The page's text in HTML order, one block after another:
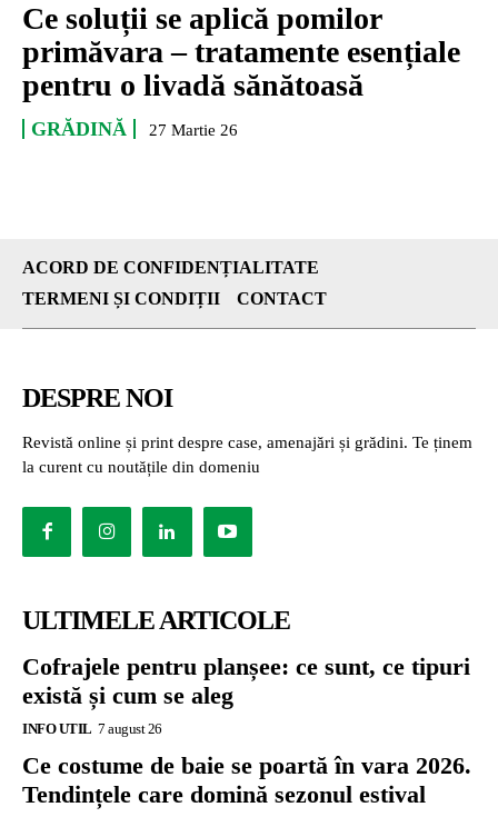
Ce soluții se aplică pomilor
primăvara – tratamente esențiale
pentru o livadă sănătoasă
GRĂDINĂ 27 Martie 26
ACORD DE CONFIDENȚIALITATE
TERMENI ȘI CONDIȚII
CONTACT
DESPRE NOI
Revistă online și print despre case, amenajări și grădini. Te ținem
la curent cu noutățile din domeniu
ULTIMELE ARTICOLE
Cofrajele pentru planșee: ce sunt, ce tipuri
există și cum se aleg
INFO UTIL 7 august 26
Ce costume de baie se poartă în vara 2026.
Tendințele care domină sezonul estival